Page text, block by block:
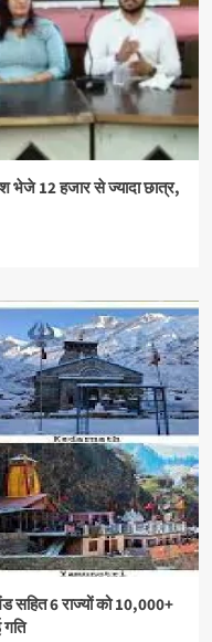
भेजे 12 हजार से ज्यादा छात्र,
सहित 6 राज्यों को 10,000+